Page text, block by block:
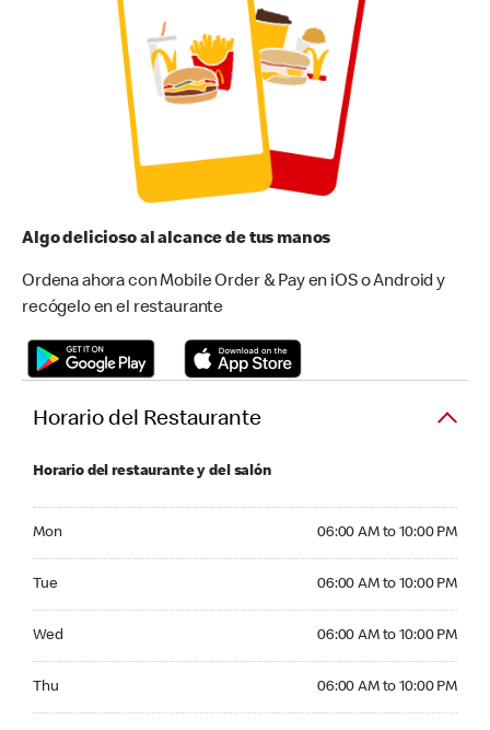
Algo delicioso al alcance de tus manos
Ordena ahora con Mobile Order & Pay en iOS o Android y
recógelo en el restaurante
Horario del Restaurante
Horario del restaurante y del salón
Mon 06:00 AM to 10:00 PM
Tue 06:00 AM to 10:00 PM
Wed 06:00 AM to 10:00 PM
Thu 06:00 AM to 10:00 PM